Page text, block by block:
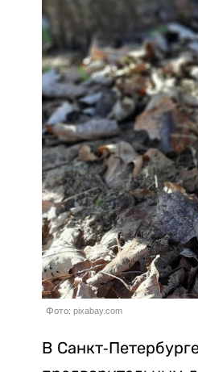
Фото: pixabay.com
В Санкт-